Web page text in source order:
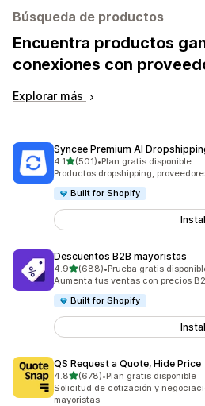
Búsqueda de productos
Encuentra productos
conexiones con
Explorar más
Syncee Premium AI
4.1de 5 estrellas
(501)
501 reseñas en total
•Plan gratis disponible
Productos dropshipping,
Built for Shopify
Descuentos B2B mayoristas
4.9de 5 estrellas
(688)
688 reseñas en total
•Prueba gratis
Aumenta tus ventas con precios
Built for Shopify
QS Request a Quote, Hide Price
4.8de 5 estrellas
(678)
678 reseñas en total
•Plan gratis disponible
Solicitud de cotización y
mayoristas